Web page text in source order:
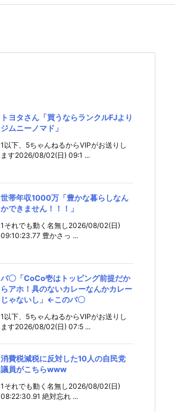
トヨタさん「買うならランクルFJより
ジムニーノマド」
1以下、5ちゃんねるからVIPがお送りし
ます2026/08/02(日) 09:1 ...
世帯年収1000万「豊かな暮らしなん
かできません！！！」
1それでも動く名無し2026/08/02(日)
09:10:23.77 豊かさっ ...
バ〇「CoCo壱はトッピング前提だか
らアホ！具のないカレーなんかカレー
じゃないし」←このバ〇
1以下、5ちゃんねるからVIPがお送りし
ます2026/08/02(日) 07:5 ...
消費税減税に反対した10人の自民党
議員がこちらwww
1それでも動く名無し2026/08/02(日)
08:22:30.91 絶対忘れ ...